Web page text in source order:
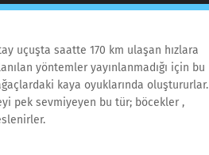
uçuşta saatte 170 km ulaşan hızlara
yöntemler yayınlanmadığı için bu
kaya oyuklarında oluştururlar.
pek sevmiyeyen bu tür; böcekler ,